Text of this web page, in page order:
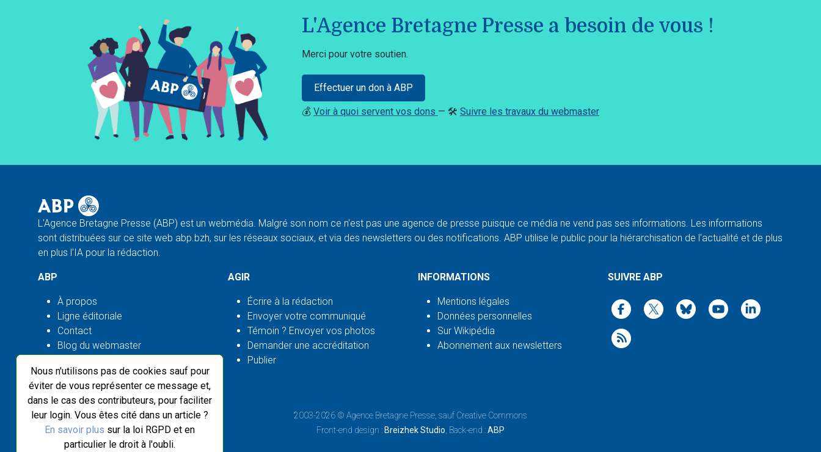
Nous n'utilisons pas de cookies sauf pour
éviter de vous représenter ce message et,
dans le cas des contributeurs, pour faciliter
leur login. Vous êtes cité dans un article ?
En savoir plus sur la loi RGPD et en
particulier le droit à l'oubli.
L'Agence Bretagne Presse a besoin de vous !
Merci pour votre soutien.
Effectuer un don à ABP
💰 Voir à quoi servent vos dons — 🛠️ Suivre les travaux du webmaster
L'Agence Bretagne Presse (ABP) est un webmédia. Malgré son nom ce n'est pas une agence de presse puisque ce média ne vend pas ses informations. Les informations
sont distribuées sur ce site web abp.bzh, sur les réseaux sociaux, et via des newsletters ou des notifications. ABP utilise le public pour la hiérarchisation de l'actualité et de plus
en plus l'IA pour la rédaction.
ABP
À propos
Ligne éditoriale
Contact
Blog du webmaster
AGIR
Écrire à la rédaction
Envoyer votre communiqué
Témoin ? Envoyer vos photos
Demander une accréditation
Publier
INFORMATIONS
Mentions légales
Données personnelles
Sur Wikipédia
Abonnement aux newsletters
SUIVRE ABP
2003-2026 © Agence Bretagne Presse , sauf Creative Commons
Front-end design : Breizhek Studio , Back-end :ABP